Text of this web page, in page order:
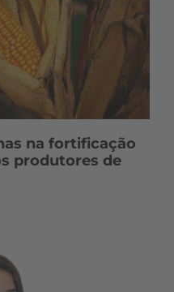
na fortificação
produtores de